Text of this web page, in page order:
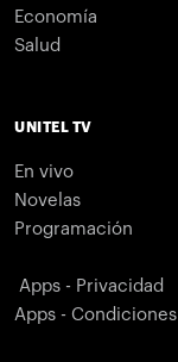
Economía
Salud
UNITEL TV
En vivo
Novelas
Programación
Apps - Privacidad
Apps - Condiciones